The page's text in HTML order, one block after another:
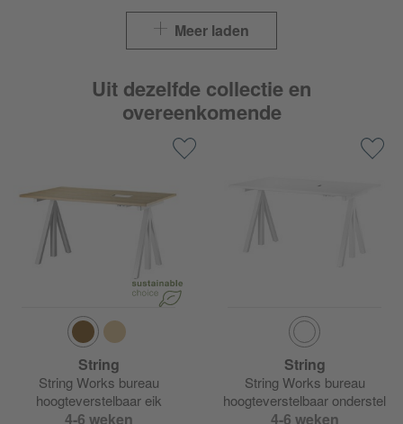
Meer laden
Uit dezelfde collectie en
overeenkomende
String
String Works bureau
hoogteverstelbaar eik
4-6 weken
String
String Works bureau
hoogteverstelbaar onderstel
wit
4-6 weken